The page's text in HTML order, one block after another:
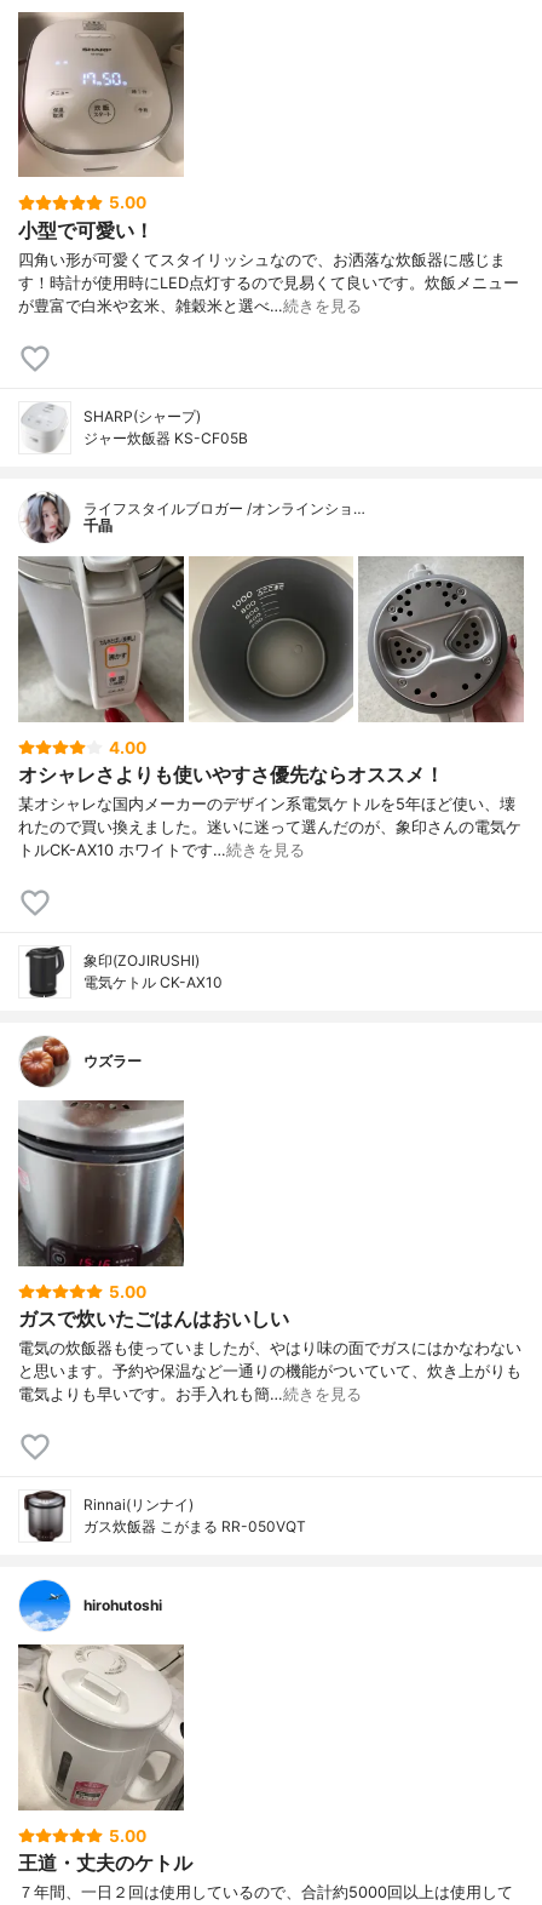
5.00
小型で可愛い！
四角い形が可愛くてスタイリッシュなので、お洒落な炊飯器に感じま
す！時計が使用時にLED点灯するので見易くて良いです。炊飯メニュー
が豊富で白米や玄米、雑穀米と選べ…続きを見る
SHARP(シャープ)
ジャー炊飯器 KS-CF05B
ライフスタイルブロガー /オンラインショ…
千晶
4.00
オシャレさよりも使いやすさ優先ならオススメ！
某オシャレな国内メーカーのデザイン系電気ケトルを5年ほど使い、壊
れたので買い換えました。迷いに迷って選んだのが、象印さんの電気ケ
トルCK-AX10 ホワイトです…続きを見る
象印(ZOJIRUSHI)
電気ケトル CK-AX10
ウズラー
5.00
ガスで炊いたごはんはおいしい
電気の炊飯器も使っていましたが、やはり味の面でガスにはかなわない
と思います。予約や保温など一通りの機能がついていて、炊き上がりも
電気よりも早いです。お手入れも簡…続きを見る
Rinnai(リンナイ)
ガス炊飯器 こがまる RR-050VQT
hirohutoshi
5.00
王道・丈夫のケトル
７年間、一日２回は使用しているので、合計約5000回以上は使用して